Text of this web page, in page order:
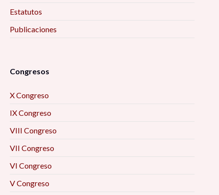
Estatutos
Publicaciones
Congresos
X Congreso
IX Congreso
VIII Congreso
VII Congreso
VI Congreso
V Congreso